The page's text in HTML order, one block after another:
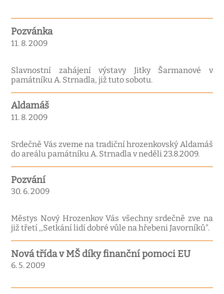
Pozvánka
11. 8. 2009
Slavnostní zahájení výstavy Jitky Šarmanové v
památníku A. Strnadla, již tuto sobotu.
Aldamáš
11. 8. 2009
Srdečně Vás zveme na tradiční hrozenkovský Aldamáš
do areálu památníku A. Strnadla v neděli 23.8.2009.
Pozvání
30. 6. 2009
Městys Nový Hrozenkov Vás všechny srdečně zve na
již třetí ,,Setkání lidí dobré vůle na hřebeni Javorníků".
Nová třída v MŠ díky finanční pomoci EU
6. 5. 2009